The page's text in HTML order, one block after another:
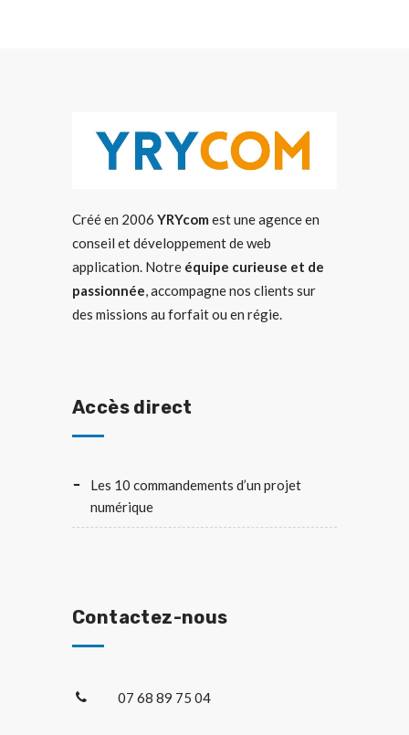
Créé en 2006 YRYcom est une agence en
conseil et développement de web
application. Notre équipe curieuse et de
passionnée, accompagne nos clients sur
des missions au forfait ou en régie.
Accès direct
Les 10 commandements d’un projet
numérique
Contactez-nous
07 68 89 75 04